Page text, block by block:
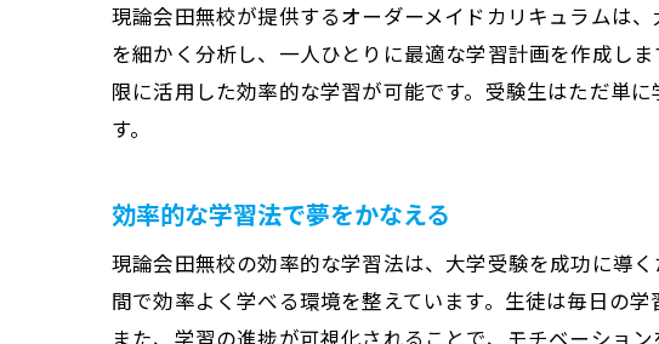
短
現
合
現
生
現論会田無校が提供するオーダーメイドカリキュラムは
を細かく分析し、一人ひとりに最適な学習計画を作成し
限に活用した効率的な学習が可能です。受験生はただ単
す。
効率的な学習法で夢をかなえる
現論会田無校の効率的な学習法は、大学受験を成功に導
間で効率よく学べる環境を整えています。生徒は毎日の
また、学習の進捗が可視化されることで、モチベーショ